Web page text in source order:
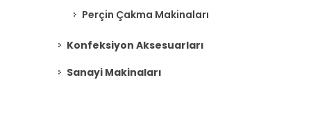
Perçin Çakma Makinaları
Konfeksiyon Aksesuarları
Sanayi Makinaları